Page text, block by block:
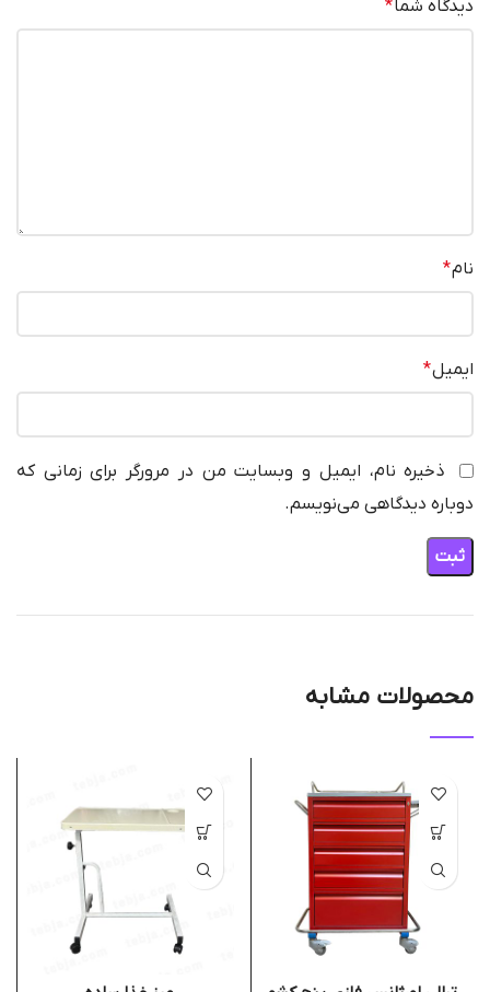
دیدگاه شما*
نام*
ایمیل*
ذخیره نام، ایمیل و وبسایت من در مرورگر برای زمانی که
دوباره دیدگاهی می‌نویسم.
محصولات مشابه